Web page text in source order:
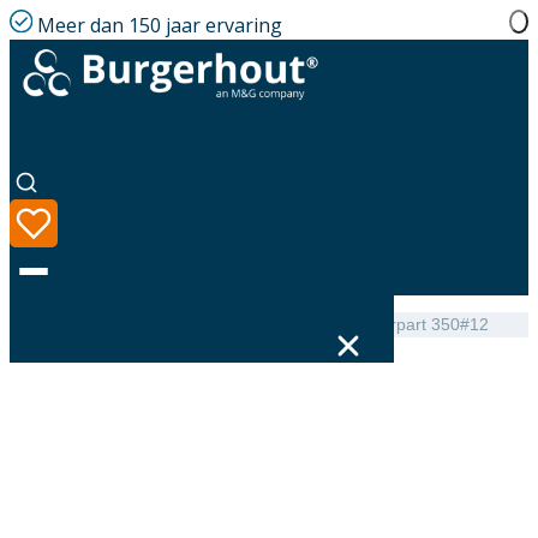
Meer dan 150 jaar ervaring
Hybalans+ Manifoldbox lowerpart 350#12